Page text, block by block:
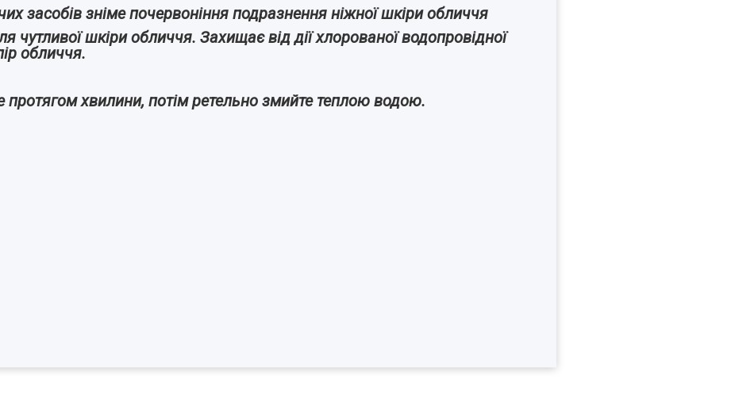
засобів зніме почервоніння подразнення ніжної шкіри обличчя
шкіри обличчя. Захищає від дії хлорованої водопровідної
обличчя.
хвилини, потім ретельно змийте теплою водою.